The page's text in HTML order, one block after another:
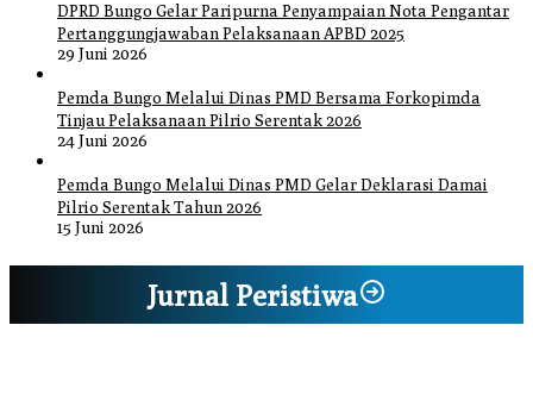
DPRD Bungo Gelar Paripurna Penyampaian Nota Pengantar
Pertanggungjawaban Pelaksanaan APBD 2025
29 Juni 2026
Pemda Bungo Melalui Dinas PMD Bersama Forkopimda
Tinjau Pelaksanaan Pilrio Serentak 2026
24 Juni 2026
Pemda Bungo Melalui Dinas PMD Gelar Deklarasi Damai
Pilrio Serentak Tahun 2026
15 Juni 2026
Jurnal Peristiwa